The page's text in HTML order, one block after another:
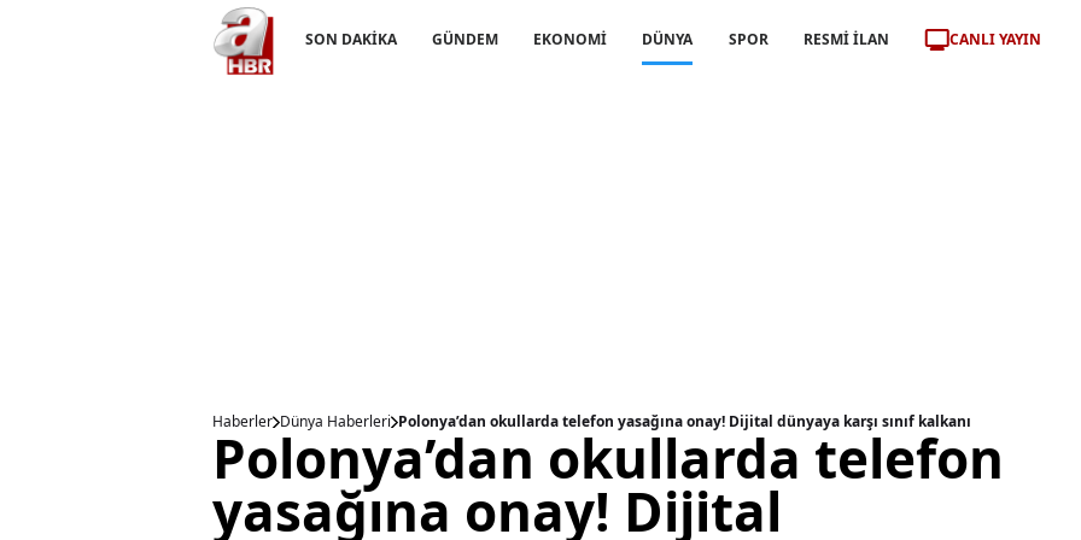
SON DAKİKA GÜNDEM EKONOMİ DÜNYA SPOR RESMİ İLAN CANLI YAYIN
Haberler Dünya Haberleri Polonya’dan okullarda telefon yasağına onay! Dijital dünyaya karşı sınıf kalkanı
Polonya’dan okullarda telefon
yasağına onay! Dijital